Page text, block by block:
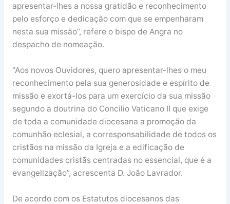
apresentar-lhes a nossa gratidão e reconhecimento
pelo esforço e dedicação com que se empenharam
nesta sua missão”, refere o bispo de Angra no
despacho de nomeação.
“Aos novos Ouvidores, quero apresentar-lhes o meu
reconhecimento pela sua generosidade e espírito de
missão e exortá-los para um exercício da sua missão
segundo a doutrina do Concilio Vaticano II que exige
de toda a comunidade diocesana a promoção da
comunhão eclesial, a corresponsabilidade de todos os
cristãos na missão da Igreja e a edificação de
comunidades cristãs centradas no essencial, que é a
evangelização”, acrescenta D. João Lavrador.
De acordo com os Estatutos diocesanos das